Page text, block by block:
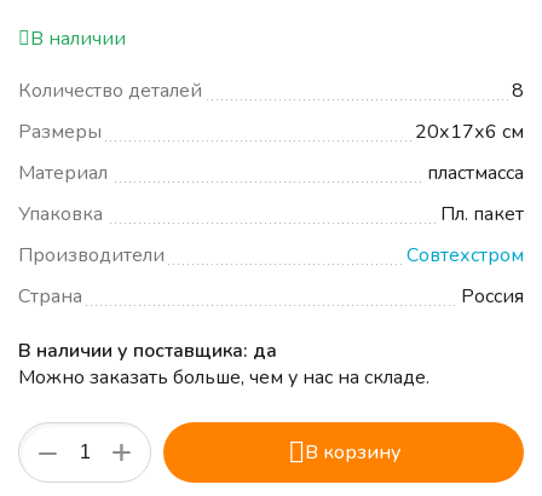
В наличии
Количество деталей
8
Размеры
20х17х6 см
Материал
пластмасса
Упаковка
Пл. пакет
Производители
Совтехстром
Страна
Россия
В наличии у поставщика: да
Можно заказать больше, чем у нас на складе.
+
− В корзину